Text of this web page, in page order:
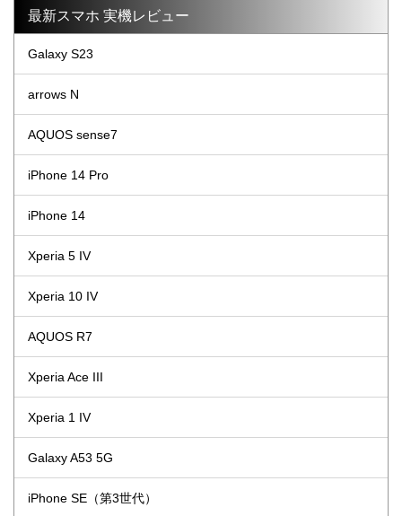
最新スマホ 実機レビュー
Galaxy S23
arrows N
AQUOS sense7
iPhone 14 Pro
iPhone 14
Xperia 5 IV
Xperia 10 IV
AQUOS R7
Xperia Ace III
Xperia 1 IV
Galaxy A53 5G
iPhone SE（第3世代）